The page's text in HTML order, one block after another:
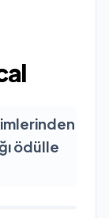
ödülle